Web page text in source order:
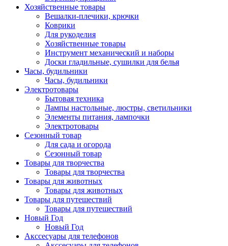
Хозяйственные товары
Вешалки-плечики, крючки
Коврики
Для рукоделия
Хозяйственные товары
Инструмент механический и наборы
Доски гладильные, сушилки для белья
Часы, будильники
Часы, будильники
Электротовары
Бытовая техника
Лампы настольные, люстры, светильники
Элементы питания, лампочки
Электротовары
Сезонный товар
Для сада и огорода
Сезонный товар
Товары для творчества
Товары для творчества
Товары для животных
Товары для животных
Товары для путешествий
Товары для путешествий
Новый Год
Новый Год
Акссесуары для телефонов